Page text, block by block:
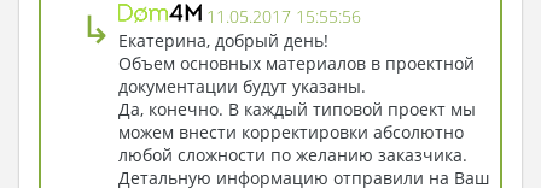
↳
11.05.2017 15:55:56
Екатерина, добрый день!
Объем основных материалов в проектной
документации будут указаны.
Да, конечно. В каждый типовой проект мы
можем внести корректировки абсолютно
любой сложности по желанию заказчика.
Детальную информацию отправили на Ваш